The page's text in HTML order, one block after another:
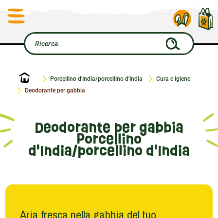
Home Porcellino d'India/porcellino d'India
Cura e igiene
Deodorante per gabbia
Deodorante per gabbia
Porcellino
d'India/porcellino d'India
Aria fresca nella gabbia del tuo